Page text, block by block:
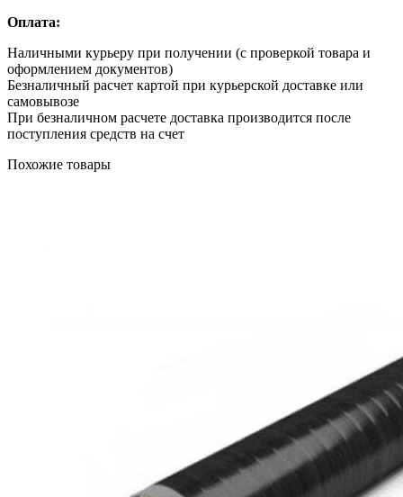
Оплата:
Наличными курьеру при получении (с проверкой товара и
оформлением документов)
Безналичный расчет картой при курьерской доставке или
самовывозе
При безналичном расчете доставка производится после
поступления средств на счет
Похожие товары